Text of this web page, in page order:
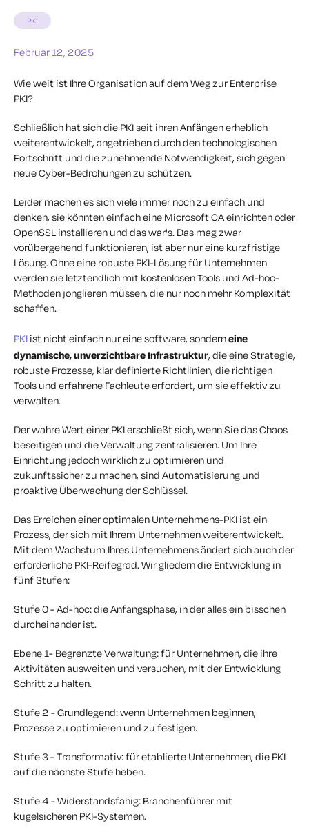
PKI
Februar 12, 2025
Wie weit ist Ihre Organisation auf dem Weg zur Enterprise
PKI?
Schließlich hat sich die PKI seit ihren Anfängen erheblich
weiterentwickelt, angetrieben durch den technologischen
Fortschritt und die zunehmende Notwendigkeit, sich gegen
neue Cyber-Bedrohungen zu schützen.
Leider machen es sich viele immer noch zu einfach und
denken, sie könnten einfach eine Microsoft CA einrichten oder
OpenSSL installieren und das war's. Das mag zwar
vorübergehend funktionieren, ist aber nur eine kurzfristige
Lösung. Ohne eine robuste PKI-Lösung für Unternehmen
werden sie letztendlich mit kostenlosen Tools und Ad-hoc-
Methoden jonglieren müssen, die nur noch mehr Komplexität
schaffen.
PKI ist nicht einfach nur eine software, sonderneine
dynamische, unverzichtbare Infrastruktur, die eine Strategie,
robuste Prozesse, klar definierte Richtlinien, die richtigen
Tools und erfahrene Fachleute erfordert, um sie effektiv zu
verwalten.
Der wahre Wert einer PKI erschließt sich, wenn Sie das Chaos
beseitigen und die Verwaltung zentralisieren. Um Ihre
Einrichtung jedoch wirklich zu optimieren und
zukunftssicher zu machen, sind Automatisierung und
proaktive Überwachung der Schlüssel.
Das Erreichen einer optimalen Unternehmens-PKI ist ein
Prozess, der sich mit Ihrem Unternehmen weiterentwickelt.
Mit dem Wachstum Ihres Unternehmens ändert sich auch der
erforderliche PKI-Reifegrad. Wir gliedern die Entwicklung in
fünf Stufen:
Stufe 0 - Ad-hoc: die Anfangsphase, in der alles ein bisschen
durcheinander ist.
Ebene 1- Begrenzte Verwaltung: für Unternehmen, die ihre
Aktivitäten ausweiten und versuchen, mit der Entwicklung
Schritt zu halten.
Stufe 2 - Grundlegend: wenn Unternehmen beginnen,
Prozesse zu optimieren und zu festigen.
Stufe 3 - Transformativ: für etablierte Unternehmen, die PKI
auf die nächste Stufe heben.
Stufe 4 - Widerstandsfähig: Branchenführer mit
kugelsicheren PKI-Systemen.